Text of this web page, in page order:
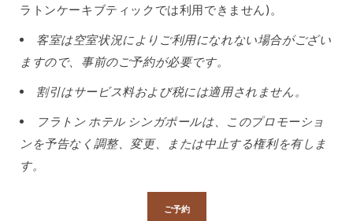
ラトンケーキブティックでは利用できません)。
客室は空室状況によりご利用になれない場合がござい
ますので、事前のご予約が必要です。
割引はサービス料および税には適用されません。
フラトン ホテル シンガポールは、このプロモーショ
ンを予告なく調整、変更、または中止する権利を有しま
す。
ご予約